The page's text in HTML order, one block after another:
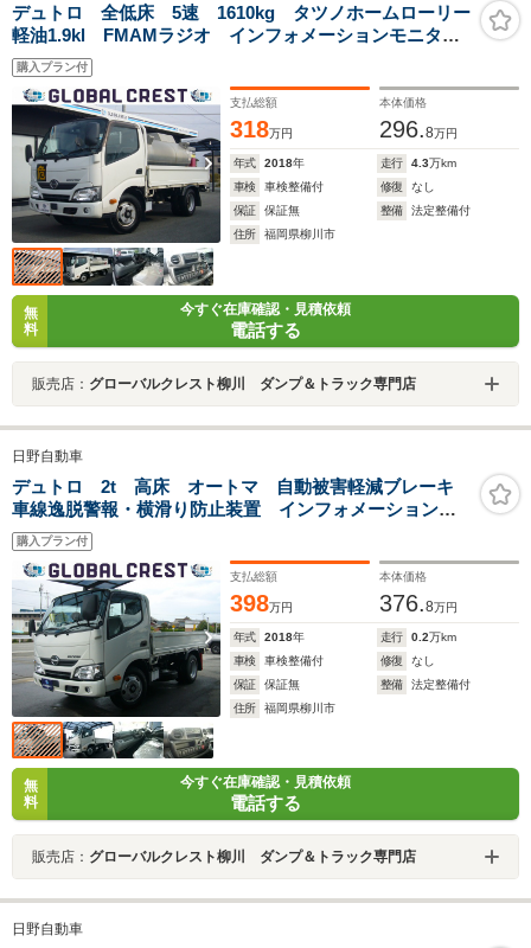
デュトロ 全低床 5速 1610kg タツノホームローリー
軽油1.9kl FMAMラジオ インフォメーションモニタ
ー リヤモニター 自動被害軽減ブレーキ 車線逸脱警
報・横滑り防止装置 坂道発進補助装置 電動ミラー
タンク書類・洗浄証明無し
購入プラン付
支払総額
318万円
本体価格
296.8万円
年式 2018年 走行 4.3万km
車検
車検整備付 修復
なし
保証
保証無 整備
法定整備付
住所
福岡県柳川市
無
料
今すぐ在庫確認・見積依頼
電話する
販売店： グローバルクレスト柳川 ダンプ＆トラック専門店
日野自動車
デュトロ 2t 高床 オートマ 自動被害軽減ブレーキ
車線逸脱警報・横滑り防止装置 インフォメーションモ
ニター LEDフォグランプ 電動ミラー ビニールシー
トカバー 運転席エアバック ABS 荷台鉄板張り 荷
台新塗装済
購入プラン付
支払総額
398万円
本体価格
376.8万円
年式 2018年 走行 0.2万km
車検
車検整備付 修復
なし
保証
保証無 整備
法定整備付
住所
福岡県柳川市
無
料
今すぐ在庫確認・見積依頼
電話する
販売店： グローバルクレスト柳川 ダンプ＆トラック専門店
日野自動車